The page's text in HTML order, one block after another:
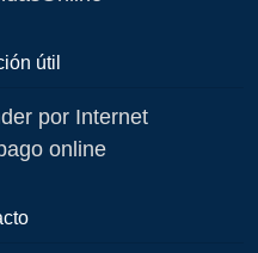
útil
por Internet
online